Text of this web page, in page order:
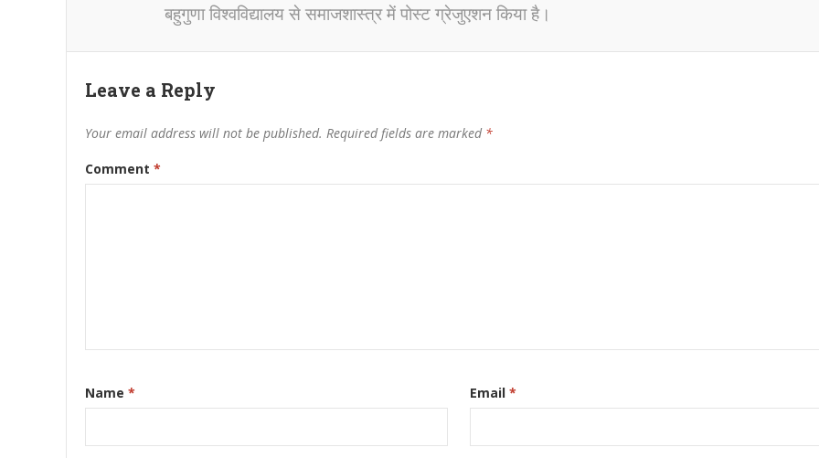
बहुगुणा विश्वविद्यालय से समाजशास्त्र में पोस्ट ग्रेजुएशन किया है।
Leave a Reply
Your email address will not be published. Required fields are marked *
Comment *
Name * Email*